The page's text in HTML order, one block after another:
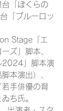
「ぼくらの
「ブルーロッ
Stage「エ
ズ」脚本、
2024」脚本演
本演出）、
手俳優の育
ち氏。